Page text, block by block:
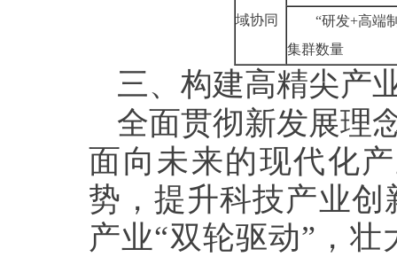
域协同
“研发+高端
集群数量
三、 构建高精尖产
全面贯彻新发展理
面向未来的现代化
势，提升科技产业
产业“双轮驱动”，